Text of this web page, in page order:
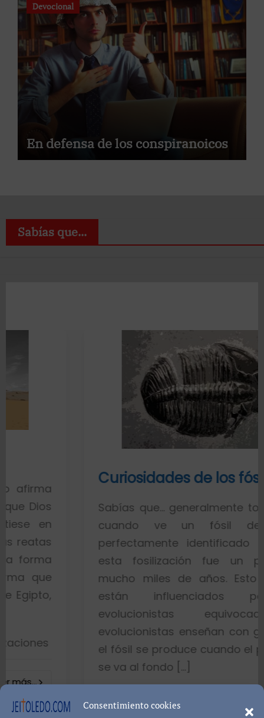
Consentimiento cookies
Devocional
En defensa de los conspiranoicos
Sabías que...
Curiosidades de los fósiles
Sabías que… generalmente toda la
cuando ve un fósil de un
perfectamente identificado piensa
esta fosilización fue un proceso
mucho miles de años. Esto es
están influenciados por
evolucionistas equivocadas.
evolucionistas enseñan con gráficos
el fósil se produce cuando el pez muere
se va al fondo […]